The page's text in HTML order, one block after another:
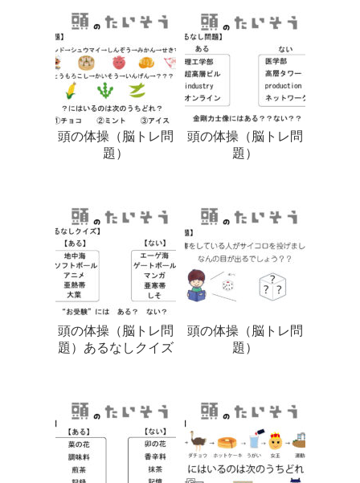
頭の体操（脳トレ問
題）
頭の体操（脳トレ問
題）
頭の体操（脳トレ問
題）あるなしクイズ
頭の体操（脳トレ問
題）